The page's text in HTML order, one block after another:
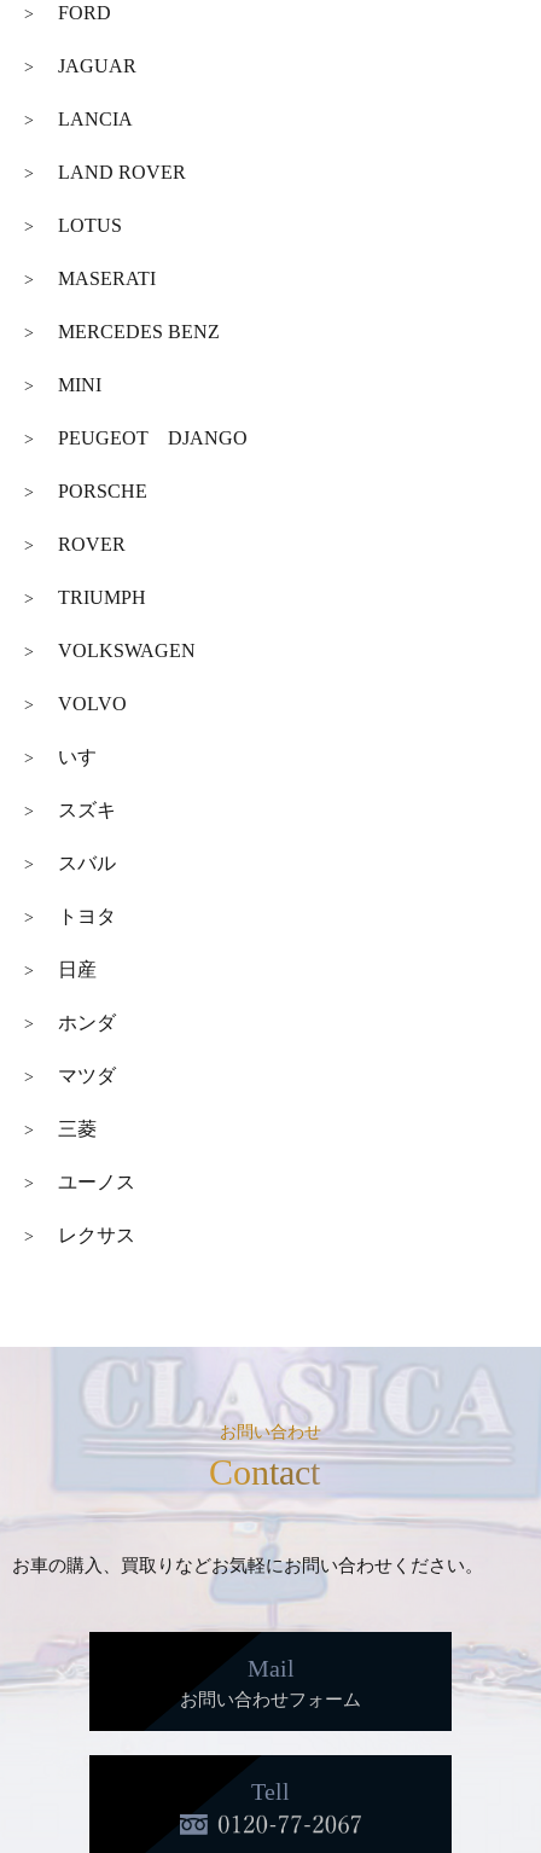
> FORD
> JAGUAR
> LANCIA
> LAND ROVER
> LOTUS
> MASERATI
> MERCEDES BENZ
> MINI
> PEUGEOT DJANGO
> PORSCHE
> ROVER
> TRIUMPH
> VOLKSWAGEN
> VOLVO
> いすゞ
> スズキ
> スバル
> トヨタ
> 日産
> ホンダ
> マツダ
> 三菱
> ユーノス
> レクサス
お問い合わせ
Contact
お車の購入、買取りなどお気軽にお問い合わせください。
Mail
お問い合わせフォーム
Tell